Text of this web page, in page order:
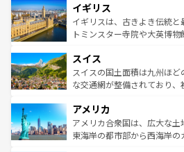
いる。シャンパンの発祥地で
香り高いラベンダー畑など
らに、パリ以外の地域にも
れる地方に足を運ぶとそれぞ
きるだろう。 なお、
を参照してほしい。
顔を持つこの国は、どこを歩
ルリンの文化的活気、バイ
してライン川沿いのワイン
は、お酒好きな人にはぜひ体験してほ
ドイツ情報はコンテンツ一覧
イギリス
イギリスは、古きよき伝統
トミンスター寺院や大英博
リアごとに異なる魅力がある
ティー、ビール好きにはた
戦など、本場だからこそで
ンツ一覧を参照してほしい。
スイス
スイスの国土面積は九州ほ
な交通網が整備されており
の建物がそのまま残る町や、
博物館もあり、アルプス観光
ことができる。国民の所得
アメリカ
アメリカ合衆国は、広大な土
東海岸の都市部から西海岸